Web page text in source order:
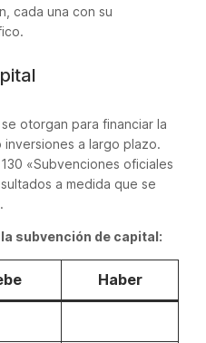
cada una con su
otorgan para financiar la
a largo plazo.
«Subvenciones oficiales
a medida que se
subvención de capital:
Haber